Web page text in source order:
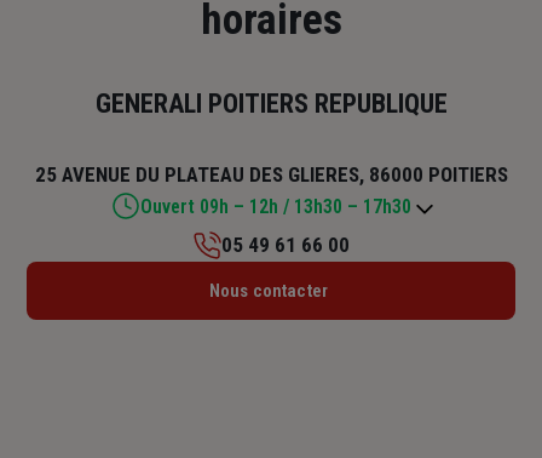
horaires
GENERALI POITIERS REPUBLIQUE
25 AVENUE DU PLATEAU DES GLIERES, 86000 POITIERS
Ouvert 09h – 12h / 13h30 – 17h30
Lundi : 09h – 12h / 13h30 – 17h30
05 49 61 66 00
Nous contacter